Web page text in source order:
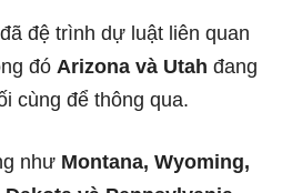
đã đệ trình dự luật liên quan
đó Arizona và Utah đang
cùng để thông qua.
như Montana, Wyoming,